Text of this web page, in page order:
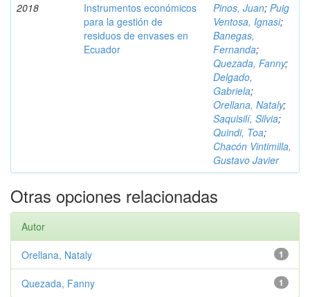
2018
Instrumentos económicos
para la gestión de
residuos de envases en
Ecuador
Pinos, Juan; Puig
Ventosa, Ignasi;
Banegas,
Fernanda;
Quezada, Fanny;
Delgado,
Gabriela;
Orellana, Nataly;
Saquisilí, Silvia;
Quindi, Toa;
Chacón Vintimilla,
Gustavo Javier
Otras opciones relacionadas
Autor
1
Orellana, Nataly
1
Quezada, Fanny